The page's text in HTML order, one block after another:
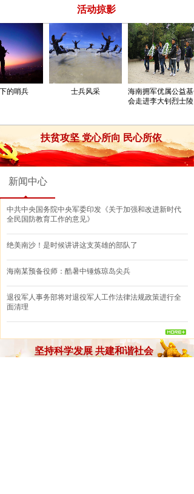
活动掠影
的哨兵 士兵风采
海南拥军优属公益基金
会走进李大钊烈士陵园
扶贫攻坚 党心所向 民心所依
新闻中心
中共中央国务院中央军委印发《关于加强和改进新时代
全民国防教育工作的意见》
绝美南沙！是时候讲讲这支英雄的部队了
海南某预备役师：酷暑中锤炼琼岛尖兵
退役军人事务部将对退役军人工作法律法规政策进行全
面清理
坚持科学发展 共建和谐社会